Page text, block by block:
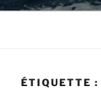
ÉTIQUETTE :